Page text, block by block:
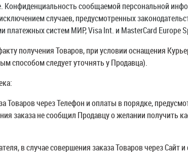
сообщаемой персональной
случаев, предусмотренных
платежных систем МИР, Visa Int. и MasterCard Europe
получения Товаров, при условии оснащения
способом следует уточнять у Продавца).
Товаров через Телефон и оплаты в порядке,
заказа не сообщил Продавцу о желании получить
в случае совершения заказа Товаров через